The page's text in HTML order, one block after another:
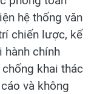
hệ thống văn
chiến lược, kế
hành chính
khai thác
và không